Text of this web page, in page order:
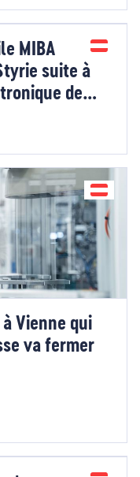
MIBA
suite à
de
Vienne qui
va fermer